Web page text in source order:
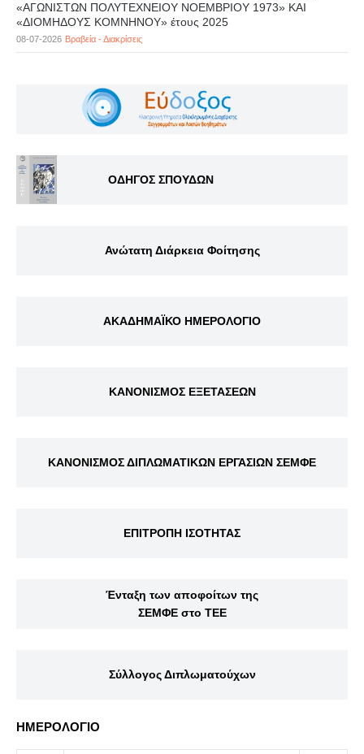
«ΑΓΩΝΙΣΤΩΝ ΠΟΛΥΤΕΧΝΕΙΟΥ ΝΟΕΜΒΡΙΟΥ 1973» ΚΑΙ
«ΔΙΟΜΗΔΟΥΣ ΚΟΜΝΗΝΟΥ» έτους 2025
08-07-2026 Βραβεία - Διακρίσεις
ΟΔΗΓΟΣ ΣΠΟΥΔΩΝ
Ανώτατη Διάρκεια Φοίτησης
ΑΚΑΔΗΜΑΪΚΟ ΗΜΕΡΟΛΟΓΙΟ
ΚΑΝΟΝΙΣΜΟΣ ΕΞΕΤΑΣΕΩΝ
ΚΑΝΟΝΙΣΜΟΣ ΔΙΠΛΩΜΑΤΙΚΩΝ ΕΡΓΑΣΙΩΝ ΣΕΜΦΕ
ΕΠΙΤΡΟΠΗ ΙΣΟΤΗΤΑΣ
Ένταξη των αποφοίτων της
ΣΕΜΦΕ στο ΤΕΕ
Σύλλογος Διπλωματούχων
ΗΜΕΡΟΛΟΓΙΟ